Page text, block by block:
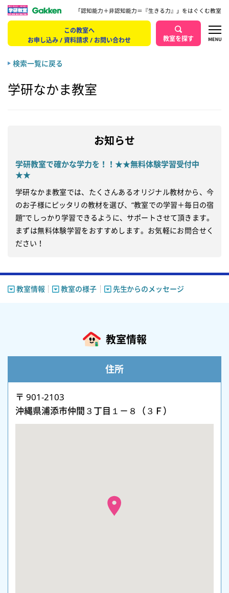
「認知能力＋非認知能力＝『生きる力』」をはぐくむ教室
この教室へ
お申し込み / 資料請求 / お問い合わせ
教室を探す
検索一覧に戻る
学研なかま教室
お知らせ
学研教室で確かな学力を！！★★無料体験学習受付中
★★
学研なかま教室では、たくさんあるオリジナル教材から、今
のお子様にピッタリの教材を選び、“教室での学習＋毎日の宿
題”でしっかり学習できるように、サポートさせて頂きます。
まずは無料体験学習をおすすめします。お気軽にお問合せく
教室情報 教室の様子 先生からのメッセージ
教室情報
住所
〒 901-2103
沖縄県浦添市仲間３丁目１－８（３Ｆ）